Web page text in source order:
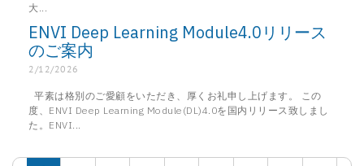
大...
ENVI Deep Learning Module4.0リリース
のご案内
2/12/2026
平素は格別のご愛顧をいただき、厚くお礼申し上げます。 この
度、ENVI Deep Learning Module(DL)4.0を国内リリース致しまし
た。ENVI...